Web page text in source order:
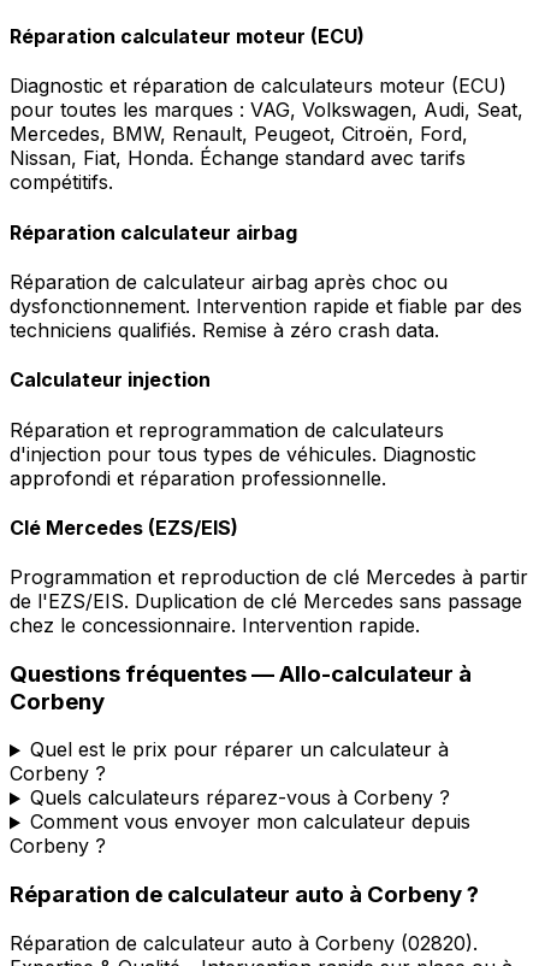
Réparation calculateur moteur (ECU)
Diagnostic et réparation de calculateurs moteur (ECU)
pour toutes les marques : VAG, Volkswagen, Audi, Seat,
Mercedes, BMW, Renault, Peugeot, Citroën, Ford,
Nissan, Fiat, Honda. Échange standard avec tarifs
compétitifs.
Réparation calculateur airbag
Réparation de calculateur airbag après choc ou
dysfonctionnement. Intervention rapide et fiable par des
techniciens qualifiés. Remise à zéro crash data.
Calculateur injection
Réparation et reprogrammation de calculateurs
d'injection pour tous types de véhicules. Diagnostic
approfondi et réparation professionnelle.
Clé Mercedes (EZS/EIS)
Programmation et reproduction de clé Mercedes à partir
de l'EZS/EIS. Duplication de clé Mercedes sans passage
chez le concessionnaire. Intervention rapide.
Questions fréquentes —Allo-calculateur à
Corbeny
Quel est le prix pour réparer un calculateur à
Corbeny ?
Quels calculateurs réparez-vous à Corbeny ?
Comment vous envoyer mon calculateur depuis
Corbeny ?
Réparation de calculateur auto à Corbeny?
Réparation de calculateur auto à Corbeny (02820).